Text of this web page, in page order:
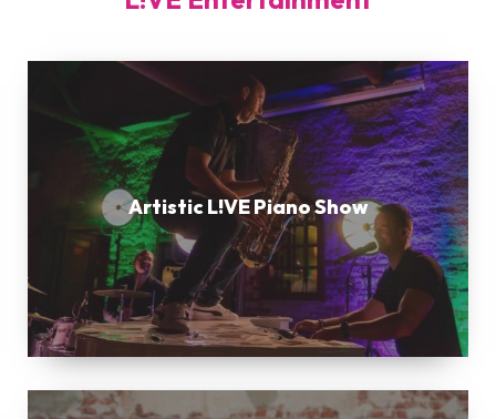
Artistic L!VE Piano Show
PERCUSSIONIST